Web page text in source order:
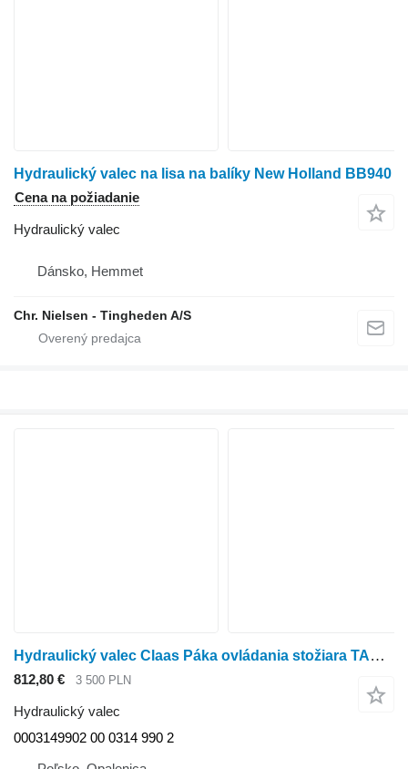
Hydraulický valec na lisa na balíky New Holland BB940
Cena na požiadanie
Hydraulický valec
Dánsko, Hemmet
Chr. Nielsen - Tingheden A/S
Hydraulický valec Claas Páka ovládania stožiara TARGO K70 0003149902 00 0314 990 2 na poľnohospodárskeho nakladača Claas TARGO K70
812,80 € 3 500 PLN
Hydraulický valec
0003149902 00 0314 990 2